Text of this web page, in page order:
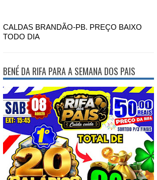
CALDAS BRANDÃO-PB. PREÇO BAIXO
TODO DIA
BENÉ DA RIFA PARA A SEMANA DOS PAIS